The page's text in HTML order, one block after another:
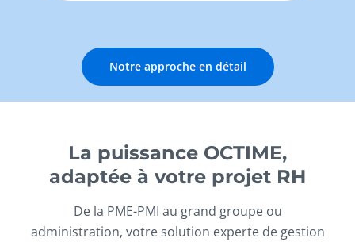
Notre approche en détail
La puissance OCTIME,
adaptée à votre projet RH
De la PME-PMI au grand groupe ou
administration, votre solution experte de gestion